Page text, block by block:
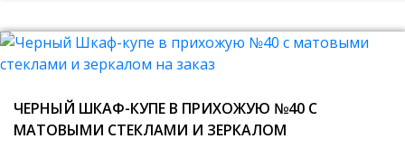
ЧЕРНЫЙ ШКАФ-КУПЕ В ПРИХОЖУЮ №40 С
МАТОВЫМИ СТЕКЛАМИ И ЗЕРКАЛОМ